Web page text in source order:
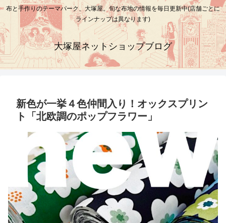
布と手作りのテーマパーク、大塚屋。旬な布地の情報を毎日更新中(店舗ごとに
ラインナップは異なります)
大塚屋ネットショップブログ
新色が一挙４色仲間入り！オックスプリン
ト「北欧調のポップフラワー」